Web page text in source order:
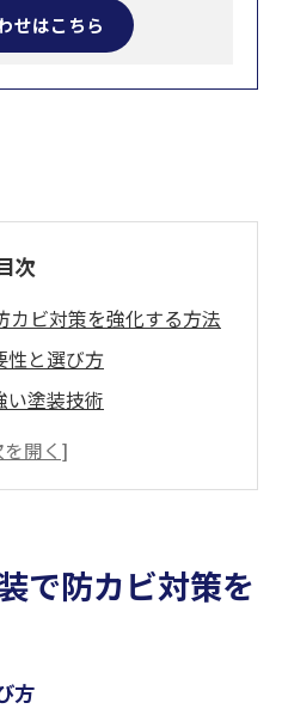
せはこちら
次
カビ対策を強化する方法
性と選び方
い塗装技術
で防カビ効果を高める
適な外壁塗装の選び方
た塗料の選定
の確保
で防カビ対策を
方